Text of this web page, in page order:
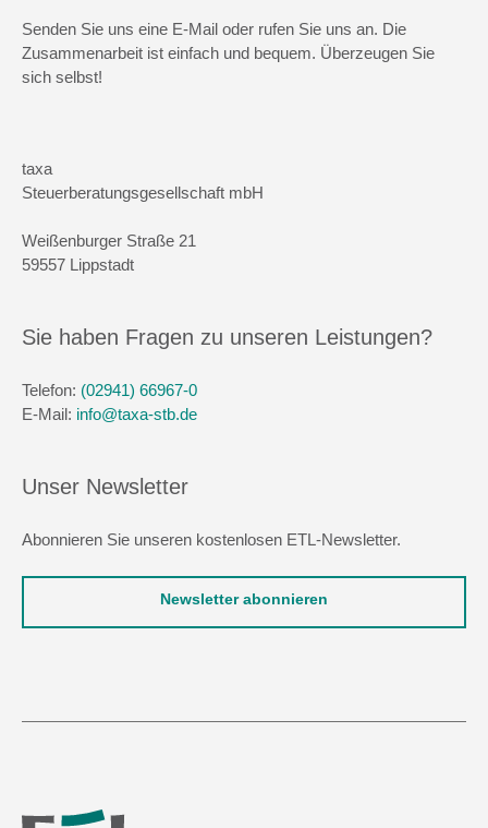
Senden Sie uns eine E-Mail oder rufen Sie uns an. Die
Zusammenarbeit ist einfach und bequem. Überzeugen Sie
sich selbst!
taxa
Steuerberatungsgesellschaft mbH
Weißenburger Straße 21
59557 Lippstadt
Sie haben Fragen zu unseren Leistungen?
Telefon: (02941) 66967-0
E-Mail: info@taxa-stb.de
Unser Newsletter
Abonnieren Sie unseren kostenlosen ETL-Newsletter.
Newsletter abonnieren